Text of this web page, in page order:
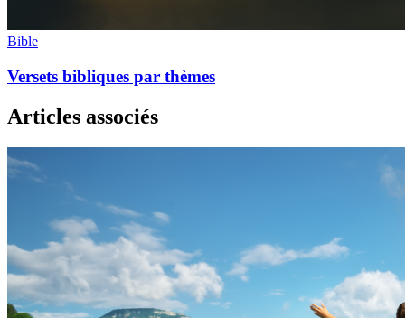
Bible
Versets bibliques par thèmes
Articles associés